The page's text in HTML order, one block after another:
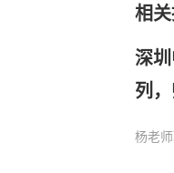
相
深
列
杨老